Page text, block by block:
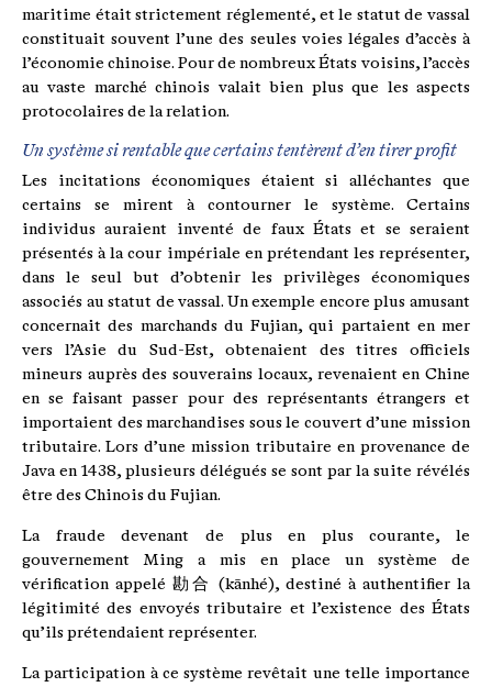
maritime était strictement réglementé, et le statut de vassal
constituait souvent l’une des seules voies légales d’accès à
l’économie chinoise. Pour de nombreux États voisins, l’accès
au vaste marché chinois valait bien plus que les aspects
protocolaires de la relation.
Un système si rentable que certains tentèrent d’en tirer profit
Les incitations économiques étaient si alléchantes que
certains se mirent à contourner le système. Certains
individus auraient inventé de faux États et se seraient
présentés à la cour impériale en prétendant les représenter,
dans le seul but d’obtenir les privilèges économiques
associés au statut de vassal. Un exemple encore plus amusant
concernait des marchands du Fujian, qui partaient en mer
vers l’Asie du Sud-Est, obtenaient des titres officiels
mineurs auprès des souverains locaux, revenaient en Chine
en se faisant passer pour des représentants étrangers et
importaient des marchandises sous le couvert d’une mission
tributaire. Lors d’une mission tributaire en provenance de
Java en 1438, plusieurs délégués se sont par la suite révélés
être des Chinois du Fujian.
La fraude devenant de plus en plus courante, le
gouvernement Ming a mis en place un système de
vérification appelé 勘合 (kānhé), destiné à authentifier la
légitimité des envoyés tributaire et l’existence des États
qu’ils prétendaient représenter.
La participation à ce système revêtait une telle importance